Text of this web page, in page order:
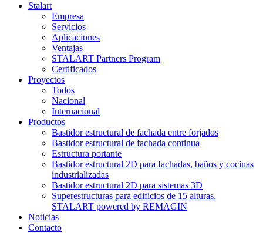
Stalart
Empresa
Servicios
Aplicaciones
Ventajas
STALART Partners Program
Certificados
Proyectos
Todos
Nacional
Internacional
Productos
Bastidor estructural de fachada entre forjados
Bastidor estructural de fachada continua
Estructura portante
Bastidor estructural 2D para fachadas, baños y cocinas
industrializadas
Bastidor estructural 2D para sistemas 3D
Superestructuras para edificios de 15 alturas.
STALART powered by REMAGIN
Noticias
Contacto